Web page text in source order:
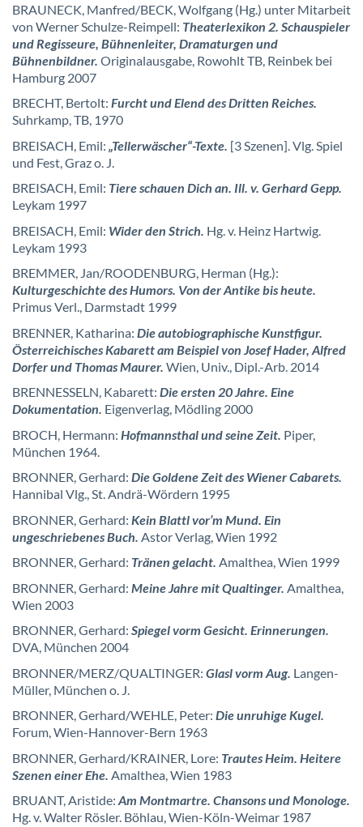
BRAUNECK, Manfred/BECK, Wolfgang (Hg.) unter Mitarbeit
von Werner Schulze-Reimpell: Theaterlexikon 2. Schauspieler
und Regisseure, Bühnenleiter, Dramaturgen und
Bühnenbildner. Originalausgabe, Rowohlt TB, Reinbek bei
Hamburg 2007
BRECHT, Bertolt: Furcht und Elend des Dritten Reiches.
Suhrkamp, TB, 1970
BREISACH, Emil: „Tellerwäscher“-Texte. [3 Szenen]. Vlg. Spiel
und Fest, Graz o. J.
BREISACH, Emil: Tiere schauen Dich an. Ill. v. Gerhard Gepp.
Leykam 1997
BREISACH, Emil: Wider den Strich. Hg. v. Heinz Hartwig.
Leykam 1993
BREMMER, Jan/ROODENBURG, Herman (Hg.):
Kulturgeschichte des Humors. Von der Antike bis heute.
Primus Verl., Darmstadt 1999
BRENNER, Katharina: Die autobiographische Kunstfigur.
Österreichisches Kabarett am Beispiel von Josef Hader, Alfred
Dorfer und Thomas Maurer. Wien, Univ., Dipl.-Arb. 2014
BRENNESSELN, Kabarett: Die ersten 20 Jahre. Eine
Dokumentation. Eigenverlag, Mödling 2000
BROCH, Hermann: Hofmannsthal und seine Zeit. Piper,
München 1964.
BRONNER, Gerhard: Die Goldene Zeit des Wiener Cabarets.
Hannibal Vlg., St. Andrä-Wördern 1995
BRONNER, Gerhard: Kein Blattl vor’m Mund. Ein
ungeschriebenes Buch. Astor Verlag, Wien 1992
BRONNER, Gerhard: Tränen gelacht. Amalthea, Wien 1999
BRONNER, Gerhard: Meine Jahre mit Qualtinger. Amalthea,
Wien 2003
BRONNER, Gerhard: Spiegel vorm Gesicht. Erinnerungen.
DVA, München 2004
BRONNER/MERZ/QUALTINGER: Glasl vorm Aug. Langen-
Müller, München o. J.
BRONNER, Gerhard/WEHLE, Peter: Die unruhige Kugel.
Forum, Wien-Hannover-Bern 1963
BRONNER, Gerhard/KRAINER, Lore: Trautes Heim. Heitere
Szenen einer Ehe. Amalthea, Wien 1983
BRUANT, Aristide:Am Montmartre. Chansons und Monologe.
Hg. v. Walter Rösler. Böhlau, Wien-Köln-Weimar 1987